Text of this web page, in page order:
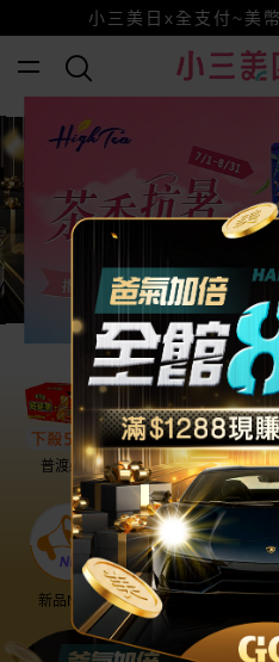
賺美幣~換好
小三美日x全支付~美
全館88折爸
普渡必備 話題保養
新品NEW